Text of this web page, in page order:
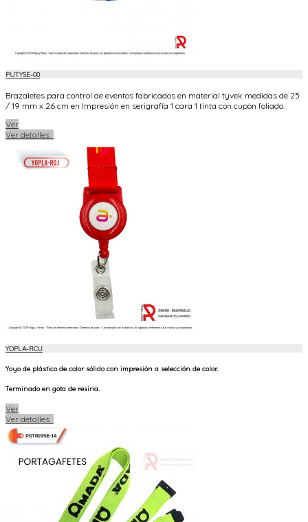
PUTYSE-00
Brazaletes para control de eventos fabricados en material tyvek medidas de 25
/ 19 mm x 26 cm en Impresión en serigrafía 1 cara 1 tinta con cupón foliado.
Ver
Ver detalles
YOPLA-ROJ
Yoyo de plástico de color sólido con impresión a selección de color.
Terminado en gota de resina.
Ver
Ver detalles